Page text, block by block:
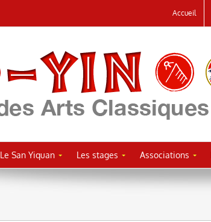
Accueil
Le San Yiquan Les stages Associations